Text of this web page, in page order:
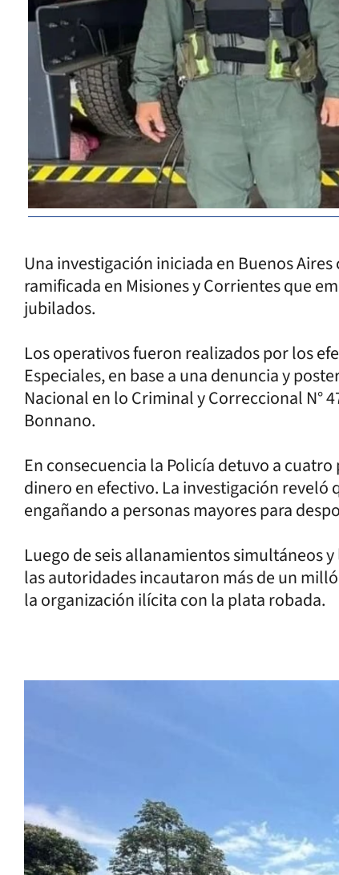
Una investigación iniciada en Buenos
ramificada en Misiones y Corrientes que
jubilados.
Los operativos fueron realizados por los
Especiales, en base a una denuncia y
Nacional en lo Criminal y Correccional N°
Bonnano.
En consecuencia la Policía detuvo a
dinero en efectivo. La investigación reveló
engañando a personas mayores para
Luego de seis allanamientos simultáneos
las autoridades incautaron más de un
la organización ilícita con la plata robada.